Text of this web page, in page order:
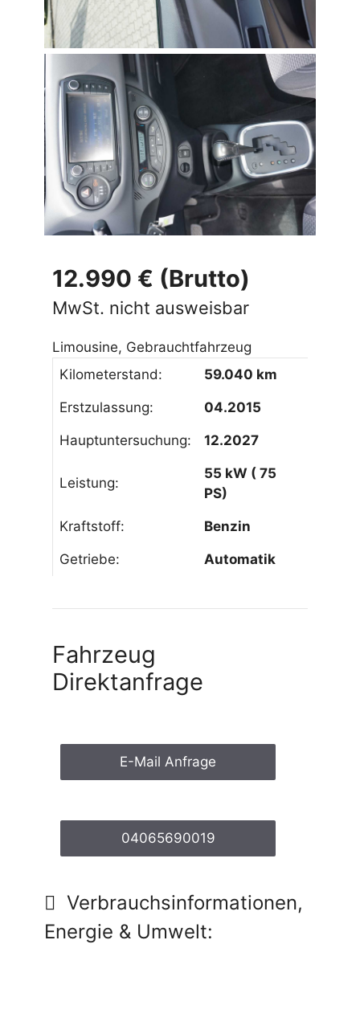
12.990 € (Brutto)
MwSt. nicht ausweisbar
Limousine, Gebrauchtfahrzeug
Kilometerstand:
59.040 km
Erstzulassung: 04.2015
Hauptuntersuchung: 12.2027
Leistung:
55 kW ( 75
PS)
Kraftstoff: Benzin
Getriebe: Automatik
Fahrzeug
Direktanfrage
E-Mail Anfrage
04065690019
Verbrauchsinformationen,
Energie & Umwelt: